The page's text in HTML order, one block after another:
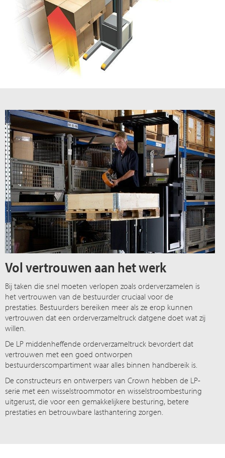
Vol vertrouwen aan het werk
Bij taken die snel moeten verlopen zoals orderverzamelen is
het vertrouwen van de bestuurder cruciaal voor de
prestaties. Bestuurders bereiken meer als ze erop kunnen
vertrouwen dat een orderverzameltruck datgene doet wat zij
willen.
De LP middenheffende orderverzameltruck bevordert dat
vertrouwen met een goed ontworpen
bestuurderscompartiment waar alles binnen handbereik is.
De constructeurs en ontwerpers van Crown hebben de LP-
serie met een wisselstroommotor en wisselstroombesturing
uitgerust, die voor een gemakkelijkere besturing, betere
prestaties en betrouwbare lasthantering zorgen.